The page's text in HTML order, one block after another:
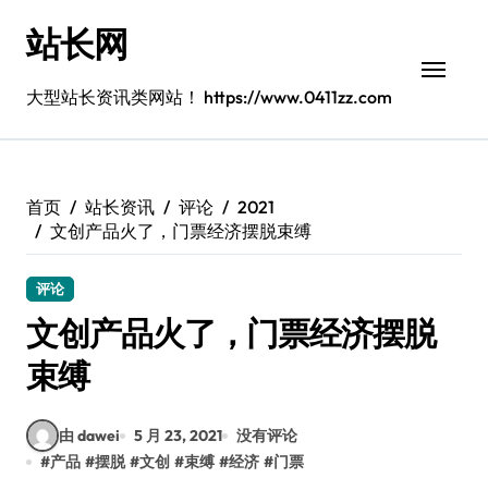
站长网
大型站长资讯类网站！ https://www.0411zz.com
首页 站长资讯 评论
2021
文创产品火了，门票经济摆脱束缚
评论
文创产品火了，门票经济摆脱
束缚
由 dawei 5 月 23, 2021
没有评论
#产品 #摆脱 #文创 #束缚 #经济 #门票